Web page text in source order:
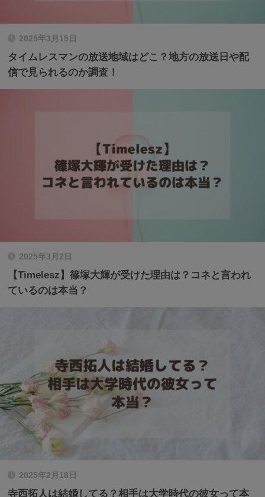
2025年3月15日
タイムレスマンの放送地域はどこ？地方の放送日や配
信で見られるのか調査！
2025年3月2日
【Timelesz】篠塚大輝が受けた理由は？コネと言われ
ているのは本当？
2025年2月18日
寺西拓人は結婚してる？相手は大学時代の彼女って本